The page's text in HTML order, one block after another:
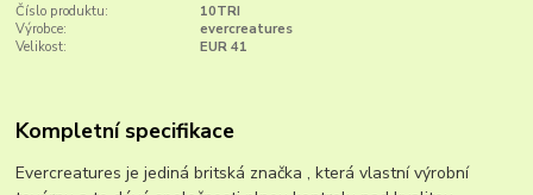
Číslo produktu:
10TRI
Výrobce:
evercreatures
Velikost:
EUR 41
Kompletní specifikace
Evercreatures je jediná britská značka , která vlastní výrobní